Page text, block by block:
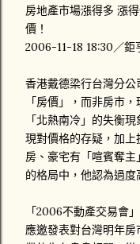
房地產市場漲得多 漲
價！
2006-11-18 18:30／鉅
香港戴德梁行台灣分
「房價」，而非房市
「北熱南冷」的失衡
現對價格的存疑，加
房、豪宅有「喧賓奪主
的格局中，他認為過度
「2006不動產交易會
應邀發表對台灣明年